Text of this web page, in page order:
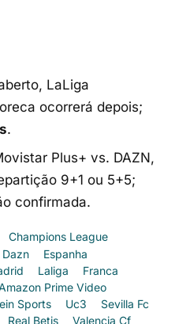
LaLiga
ocorrerá depois;
.
Plus+ vs. DAZN,
9+1 ou 5+5;
confirmada.
Champions League
Dazn
Espanha
Laliga
Franca
Prime Video
Sports Uc3
Sevilla Fc
Real Betis
Valencia Cf